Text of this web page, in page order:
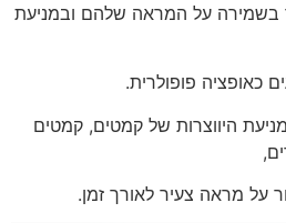
בשמירה על המראה שלהם ובמניעת
כאופציה פופולרית.
היווצרות של קמטים, קמטים
על מראה צעיר לאורך זמן.